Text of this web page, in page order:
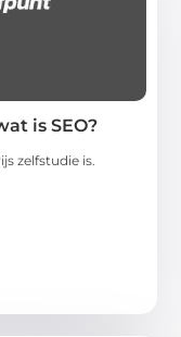
is SEO?
zelfstudie is.